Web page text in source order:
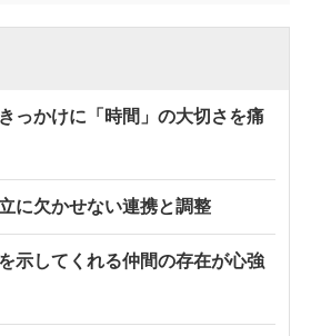
っかけに「時間」の大切さを痛
に欠かせない連携と調整
示してくれる仲間の存在が心強